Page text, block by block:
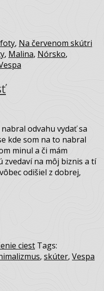
, Na červenom skútri
, Malina, Nórsko,
odvahu vydať sa
kde som na to nabral
minul a či mám
zvedaví na môj biznis a tí
odišiel z dobrej,
ciest Tags:
, skúter, Vespa